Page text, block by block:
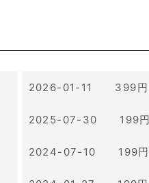
2026-01-11 399円
2025-07-30 199円
2024-07-10 199円